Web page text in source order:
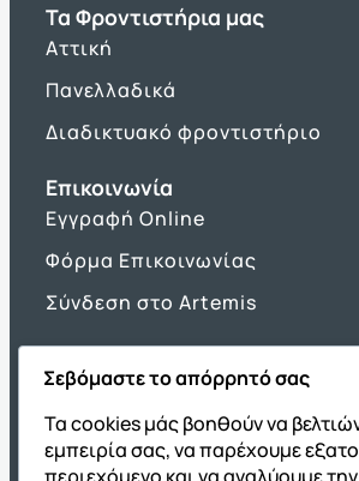
Τα Φροντιστήρια μας
Αττική
Πανελλαδικά
Διαδικτυακό φροντιστήριο
Επικοινωνία
Εγγραφή Online
Φόρμα Επικοινωνίας
Σύνδεση στο Artemis
Όμιλος ΔΙΑΚΡΟΤΗΜΑ
Σεβόμαστε το απόρρητό σας
Τα cookies μάς βοηθούν να
εμπειρία σας, να παρέχουμε